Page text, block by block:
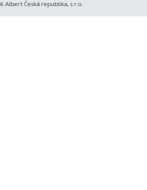
Albert Česká republika, s.r.o.